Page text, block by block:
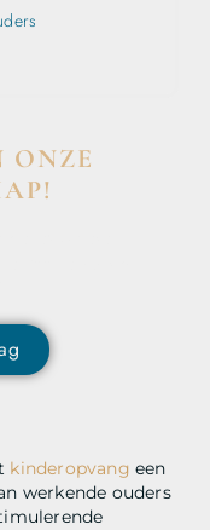
kinderopvang een
werkende ouders
ONZE